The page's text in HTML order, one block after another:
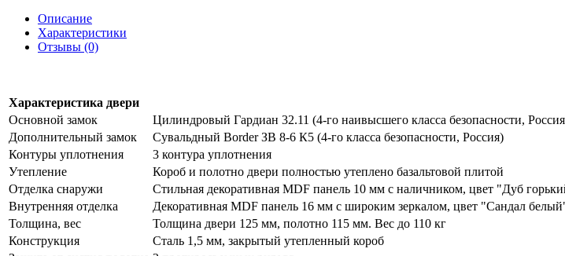
Описание
Характеристики
Отзывы (0)
Характеристика двери
Основной замок
Цилиндровый Гардиан 32.11 (4-го наивысшего класса безопасности,
Дополнительный замок
Сувальдный Border ЗВ 8-6 К5 (4-го класса безопасности, Россия)
Контуры уплотнения
3 контура уплотнения
Утепление
Короб и полотно двери полностью утеплено базальтовой плитой
Отделка снаружи
Стильная декоративная MDF панель 10 мм с наличником, цвет "Дуб
Внутренняя отделка
Декоративная MDF панель 16 мм с широким зеркалом, цвет "Сандал
Толщина, вес
Толщина двери 125 мм, полотно 115 мм. Вес до 110 кг
Конструкция
Сталь 1,5 мм, закрытый утепленный короб